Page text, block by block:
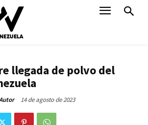
llegada de polvo del
14 de agosto de 2023